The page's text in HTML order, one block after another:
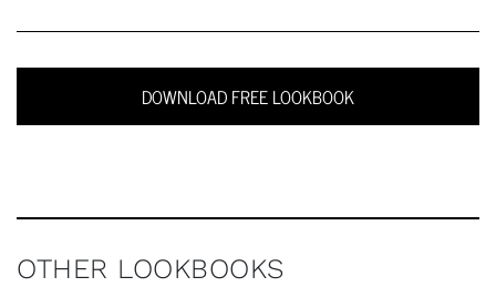
OTHER LOOKBOOKS